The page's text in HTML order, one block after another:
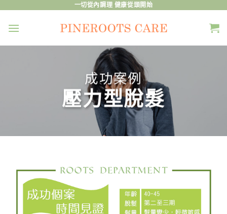
content
一切從內調理 健康從頭開始
成功案例
壓力型脫髮